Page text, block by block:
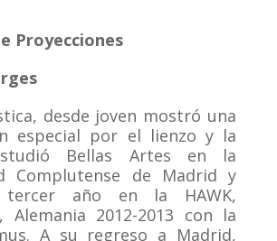
Proyecciones
desde joven mostró una
especial por el lienzo y la
Bellas Artes en la
Complutense de Madrid y
año en la HAWK,
Alemania 2012-2013 con la
A su regreso a Madrid,